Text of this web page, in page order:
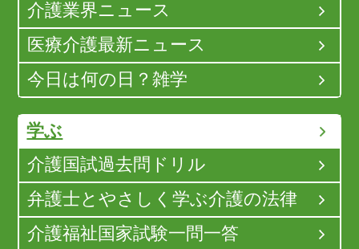
介護業界ニュース
医療介護最新ニュース
今日は何の日？雑学
学ぶ
介護国試過去問ドリル
弁護士とやさしく学ぶ介護の法律
介護福祉国家試験一問一答